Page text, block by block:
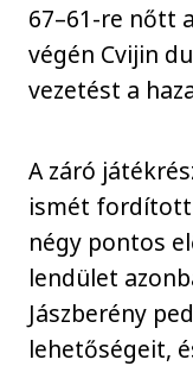
67–61-re nőtt
végén Cvijin
vezetést a
A záró
ismét fordított
négy pontos
lendület
Jászberény
lehetőségeit,